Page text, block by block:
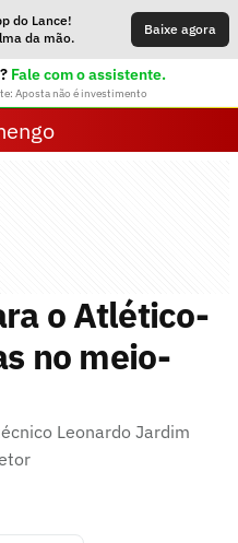
do Lance!
da mão.
Baixe agora
Fale com o assistente.
Aposta não é investimento
o Atlético-
no meio-
Leonardo Jardim